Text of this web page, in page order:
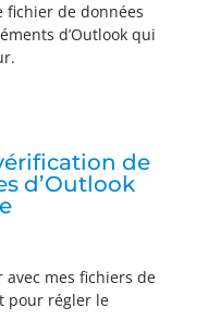
fichier de données
d’Outlook qui
de
d’Outlook
avec mes fichiers de
pour régler le